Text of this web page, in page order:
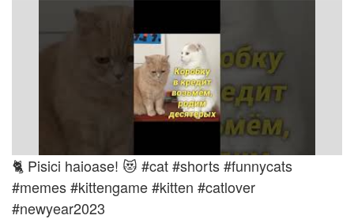
🐈 Pisici haioase! 😻 #cat #shorts #funnycats
#memes #kittengame #kitten #catlover
#newyear2023